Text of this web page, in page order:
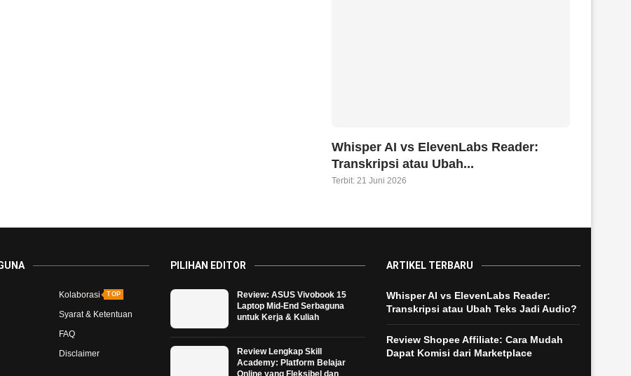
Whisper AI vs ElevenLabs Reader:
Transkripsi atau Ubah...
Terbit: 21 Juni 2026
Kolaborasi TOP
Syarat & Ketentuan
FAQ
Disclaimer
PILIHAN EDITOR
Review: ASUS Vivobook 15
Laptop Mid-End Serbaguna
untuk Kerja & Kuliah
Review Lengkap Skill
Academy: Platform Belajar
Online yang Fleksibel dan
ARTIKEL TERBARU
Whisper AI vs ElevenLabs Reader:
Transkripsi atau Ubah Teks Jadi Audio?
Review Shopee Affiliate: Cara Mudah
Dapat Komisi dari Marketplace